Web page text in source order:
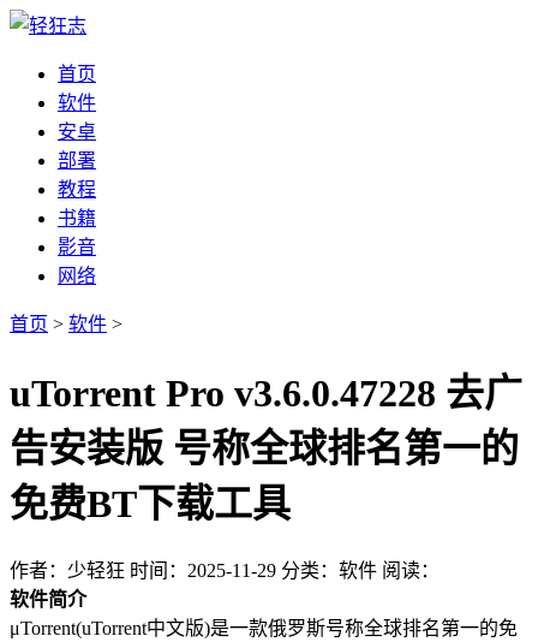
首页
软件
安卓
部署
教程
书籍
影音
网络
首页 > 软件 >
uTorrent Pro v3.6.0.47228 去广
告安装版 号称全球排名第一的
免费BT下载工具
作者：少轻狂 时间：2025-11-29 分类：软件 阅读：
软件简介
μTorrent(uTorrent中文版)是一款俄罗斯号称全球排名第一的免